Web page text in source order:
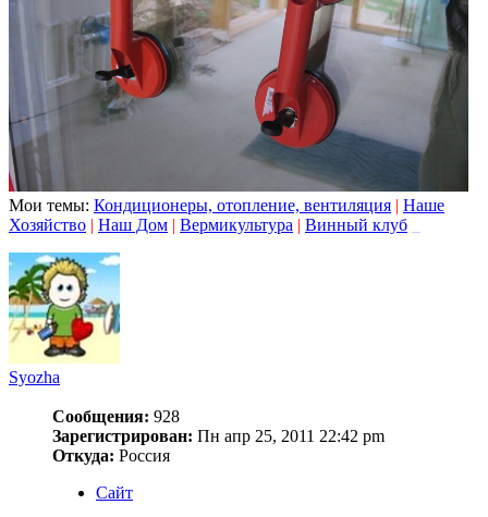
Мои темы: Кондиционеры, отопление, вентиляция
Наше
Хозяйство
Наш Дом Вермикультура Винный клуб
Syozha
Сообщения: 928
Зарегистрирован: Пн апр 25, 2011 22:42 pm
Откуда: Россия
Сайт